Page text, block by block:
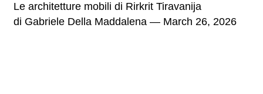
Le architetture mobili di Rirkrit Tiravanija
di Gabriele Della Maddalena — March 26, 2026